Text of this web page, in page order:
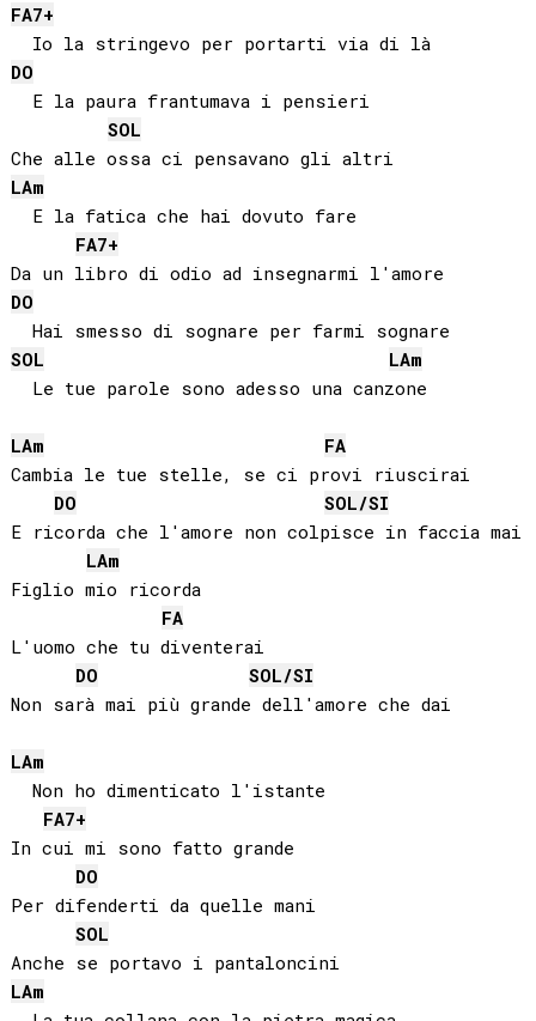
FA7+
  Io la stringevo per portarti via di là
DO
  E la paura frantumava i pensieri
SOL
LAm
  E la fatica che hai dovuto fare
FA7+
DO
SOL
LAm
  Le tue parole sono adesso una canzone
LAm
FA
Cambia le tue stelle, se ci provi riuscirai
DO
SOL/SI
E ricorda che l'amore non colpisce in faccia mai
LAm
Figlio mio ricorda
FA
L'uomo che tu diventerai
DO
SOL/SI
Non sarà mai più grande dell'amore che dai
LAm
  Non ho dimenticato l'istante
FA7+
In cui mi sono fatto grande
DO
Per difenderti da quelle mani
SOL
LAm